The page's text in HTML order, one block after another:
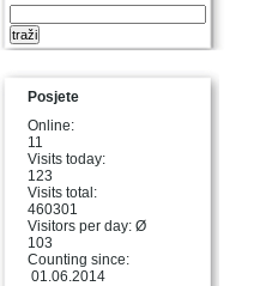
Posjete
Online:
11
Visits today:
123
Visits total:
460301
Visitors per day: Ø
103
Counting since:
01.06.2014